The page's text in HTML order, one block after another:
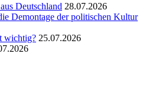
Deutschland 28.07.2026
Demontage der politischen Kultur
wichtig? 25.07.2026